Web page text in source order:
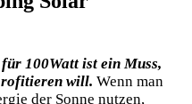
100Watt ist ​ein Muss,
will. Wenn man
der Sonne nutzen,